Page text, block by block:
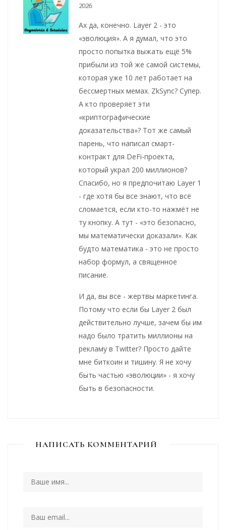
2026
Ах да, конечно. Layer 2 - это
«эволюция». А я думал, что это
просто попытка выжать ещё 5%
прибыли из той же самой системы,
которая уже 10 лет работает на
бессмертных мемах. ZkSync? Супер.
А кто проверяет эти
«криптографические
доказательства»? Тот же самый
парень, что написал смарт-
контракт для DeFi-проекта,
который украл 200 миллионов?
Спасибо, но я предпочитаю Layer 1
- где хотя бы все знают, что всё
сломается, если кто-то нажмёт не
ту кнопку. А тут - «это безопасно,
мы математически доказали». Как
будто математика - это не просто
набор формул, а священное
писание.
И да, вы все - жертвы маркетинга.
Потому что если бы Layer 2 был
действительно лучше, зачем бы им
надо было тратить миллионы на
рекламу в Twitter? Просто дайте
мне биткоин и тишину. Я не хочу
быть частью «эволюции» - я хочу
быть в безопасности.
НАПИСАТЬ КОММЕНТАРИЙ